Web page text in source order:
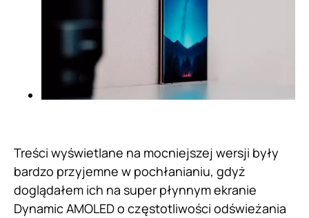
Treści wyświetlane na mocniejszej wersji były
bardzo przyjemne w pochłanianiu, gdyż
doglądałem ich na super płynnym ekranie
Dynamic AMOLED o częstotliwości odświeżania